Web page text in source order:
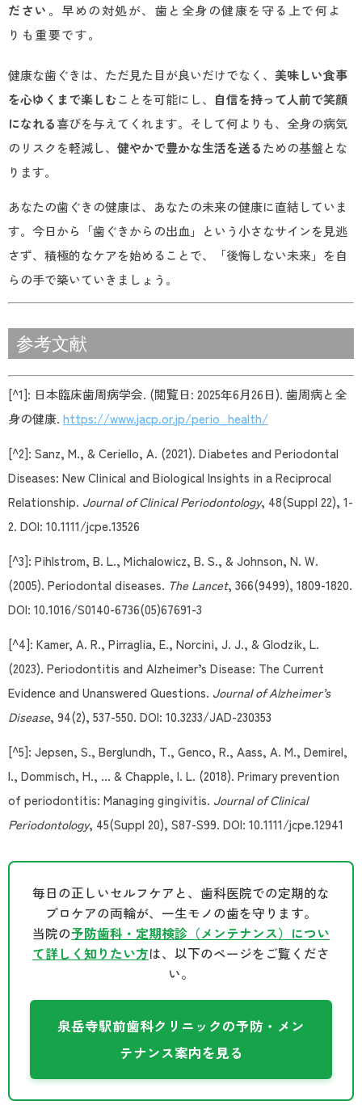
ださい 。早めの対処が、歯と全身の健康を守る上で何よ
りも重要です。
健康な歯ぐきは、ただ見た目が良いだけでなく、 美味しい食事
を心ゆくまで楽しむことを可能にし、 自信を持って人前で笑顔
になれる喜びを与えてくれます。そして何よりも、全身の病気
のリスクを軽減し、 健やかで豊かな生活を送るための基盤とな
ります。
あなたの歯ぐきの健康は、あなたの未来の健康に直結していま
す。今日から「歯ぐきからの出血」という小さなサインを見逃
さず、積極的なケアを始めることで、「後悔しない未来」を自
らの手で築いていきましょう。
参考文献
[^1]: 日本臨床歯周病学会. (閲覧日: 2025年6月26日). 歯周病と全
身の健康. https://www.jacp.or.jp/perio_health/
[^2]: Sanz, M., & Ceriello, A. (2021). Diabetes and Periodontal
Diseases: New Clinical and Biological Insights in a Reciprocal
Relationship. Journal of Clinical Periodontology, 48(Suppl 22), 1-
2. DOI: 10.1111/jcpe.13526
[^3]: Pihlstrom, B. L., Michalowicz, B. S., & Johnson, N. W.
(2005). Periodontal diseases. The Lancet, 366(9499), 1809-1820.
DOI: 10.1016/S0140-6736(05)67691-3
[^4]: Kamer, A. R., Pirraglia, E., Norcini, J. J., & Glodzik, L.
(2023). Periodontitis and Alzheimer’s Disease: The Current
Evidence and Unanswered Questions. Journal of Alzheimer’s
Disease, 94(2), 537-550. DOI: 10.3233/JAD-230353
[^5]: Jepsen, S., Berglundh, T., Genco, R., Aass, A. M., Demirel,
I., Dommisch, H., … & Chapple, I. L. (2018). Primary prevention
of periodontitis: Managing gingivitis. Journal of Clinical
Periodontology, 45(Suppl 20), S87-S99. DOI: 10.1111/jcpe.12941
毎日の正しいセルフケアと、歯科医院での定期的な
プロケアの両輪が、一生モノの歯を守ります。
当院の予防歯科・定期検診（メンテナンス）につい
て詳しく知りたい方は、以下のページをご覧くださ
い。
泉岳寺駅前歯科クリニックの予防・メン
テナンス案内を見る